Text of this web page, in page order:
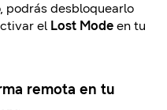
podrás desbloquearlo
el Lost Mode en tu
remota en tu